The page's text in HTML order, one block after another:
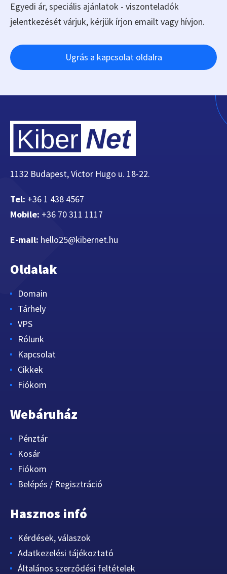
Egyedi ár, speciális ajánlatok - viszonteladók
jelentkezését várjuk, kérjük írjon emailt vagy hívjon.
Ugrás a kapcsolat oldalra
1132 Budapest, Victor Hugo u. 18-22.
Tel: +36 1 438 4567
Mobile: +36 70 311 1117
E-mail: hello25@kibernet.hu
Oldalak
Domain
Tárhely
VPS
Rólunk
Kapcsolat
Cikkek
Fiókom
Webáruház
Pénztár
Kosár
Fiókom
Belépés / Regisztráció
Hasznos infó
Kérdések, válaszok
Adatkezelési tájékoztató
Általános szerződési feltételek